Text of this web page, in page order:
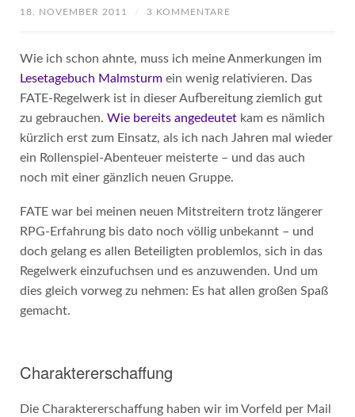
18. NOVEMBER 2011 / 3 KOMMENTARE
Wie ich schon ahnte, muss ich meine Anmerkungen im
Lesetagebuch Malmsturmein wenig relativieren. Das
FATE-Regelwerk ist in dieser Aufbereitung ziemlich gut
zu gebrauchen. Wie bereits angedeutetkam es nämlich
kürzlich erst zum Einsatz, als ich nach Jahren mal wieder
ein Rollenspiel-Abenteuer meisterte – und das auch
noch mit einer gänzlich neuen Gruppe.
FATE war bei meinen neuen Mitstreitern trotz längerer
RPG-Erfahrung bis dato noch völlig unbekannt – und
doch gelang es allen Beteiligten problemlos, sich in das
Regelwerk einzufuchsen und es anzuwenden. Und um
dies gleich vorweg zu nehmen: Es hat allen großen Spaß
gemacht.
Charaktererschaffung
Die Charaktererschaffung haben wir im Vorfeld per Mail